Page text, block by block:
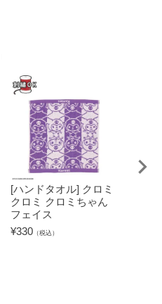
[ハンドタオル] クロミ
クロミ クロミちゃん
フェイス
¥330 （税込）